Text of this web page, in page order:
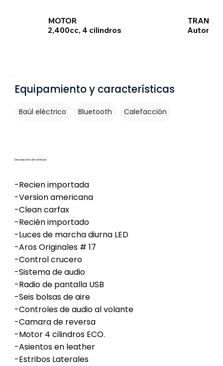
MOTOR
2,400cc, 4 cilindros
Equipamiento y características
Baúl eléctrico Bluetooth Calefacción
Descripción del vehículo
-Recien importada
-Version americana
-Clean carfax
-Recién importado
-Luces de marcha diurna LED
-Aros Originales # 17
-Control crucero
-Sistema de audio
-Radio de pantalla USB
-Seis bolsas de aire
-Controles de audio al volante
-Camara de reversa
-Motor 4 cilindros ECO.
-Asientos en leather
-Estribos Laterales